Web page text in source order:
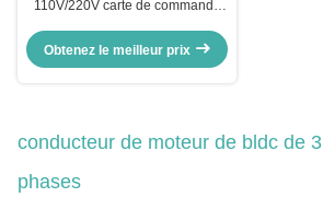
110V/220V carte de commande
protection UV/L.V pour moteur
Obtenez le meilleur prix
conducteur de moteur de bldc de 3
phases